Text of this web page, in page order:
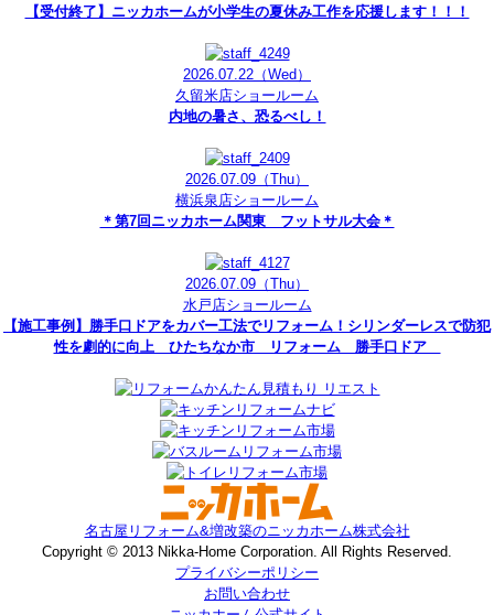
【受付終了】ニッカホームが小学生の夏休み工作を応援します！！！
2026.07.22 （Wed）
久留米店ショールーム
内地の暑さ、恐るべし！
2026.07.09 （Thu）
横浜泉店ショールーム
＊第7回ニッカホーム関東 フットサル大会＊
2026.07.09 （Thu）
水戸店ショールーム
【施工事例】勝手口ドアをカバー工法でリフォーム！シリンダーレスで防犯
性を劇的に向上 ひたちなか市 リフォーム 勝手口ドア
名古屋リフォーム&増改築のニッカホーム株式会社
Copyright © 2013 Nikka-Home Corporation. All Rights Reserved.
プライバシーポリシー
お問い合わせ